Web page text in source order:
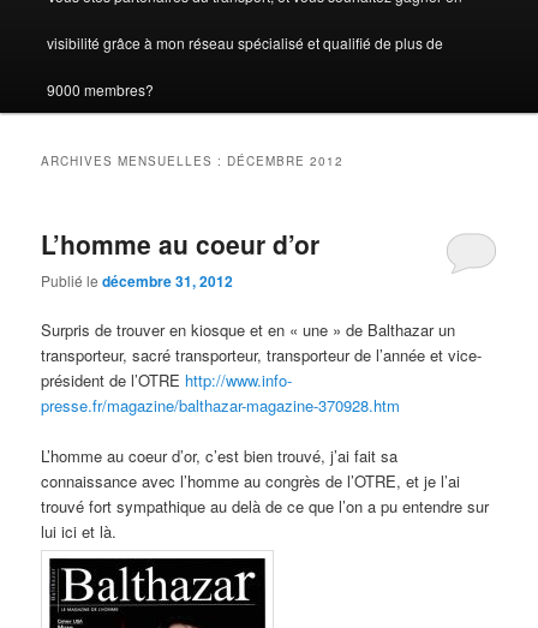
visibilité grâce à mon réseau spécialisé et qualifié de plus de
9000 membres?
ARCHIVES MENSUELLES : DÉCEMBRE 2012
L’homme au coeur d’or
Publié ledécembre 31, 2012
Surpris de trouver en kiosque et en « une » de Balthazar un
transporteur, sacré transporteur, transporteur de l’année et vice-
président de l’OTRE http://www.info-
presse.fr/magazine/balthazar-magazine-370928.htm
L’homme au coeur d’or, c’est bien trouvé, j’ai fait sa
connaissance avec l’homme au congrès de l’OTRE, et je l’ai
trouvé fort sympathique au delà de ce que l’on a pu entendre sur
lui ici et là.